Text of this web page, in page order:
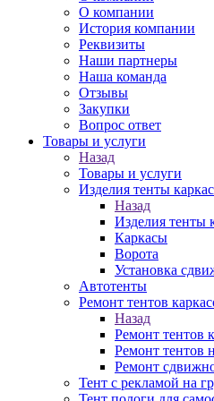
О компании
История компании
Реквизиты
Наши партнеры
Наша команда
Отзывы
Закупки
Вопрос ответ
Товары и услуги
Назад
Товары и услуги
Изделия тенты
Назад
Изделия тенты
Каркасы
Ворота
Установка
Автотенты
Ремонт тентов
Назад
Ремонт тентов
Ремонт тентов
Ремонт
Тент с рекламой на